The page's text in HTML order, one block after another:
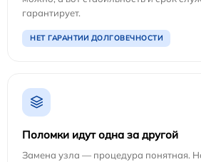
гарантирует.
НЕТ ГАРАНТИИ ДОЛГОВЕЧНОСТИ
Поломки идут одна за другой
Замена узла — процедура понятная.